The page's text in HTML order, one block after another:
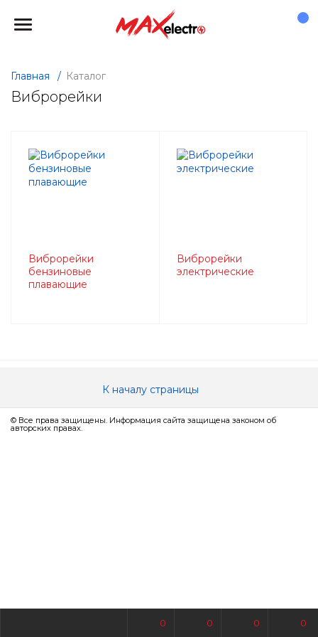
0 0 0 0
Главная / Каталог
Виброрейки
Виброрейки
бензиновые
плавающие
Виброрейки
электрические
К началу страницы
© Все права защищены. Информация сайта защищена законом об
авторских правах.